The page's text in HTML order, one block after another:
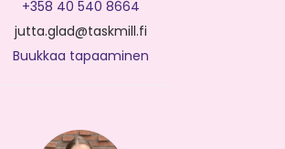
+358 40 540 8664
jutta.glad@taskmill.fi
Buukkaa tapaaminen